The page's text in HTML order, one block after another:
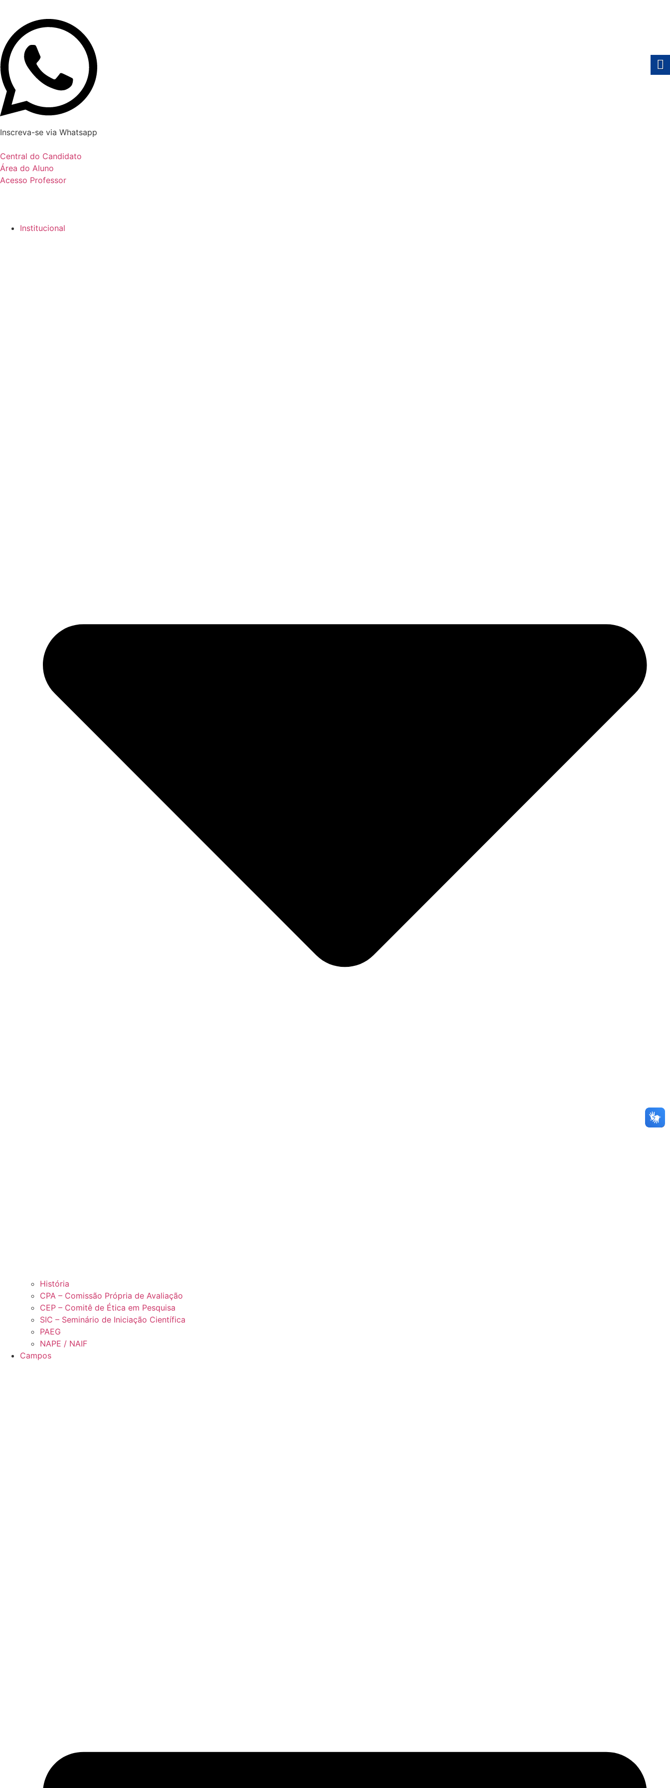
Inscreva-se via Whatsapp
Central do Candidato
Área do Aluno
Acesso Professor
Institucional
História
CPA – Comissão Própria de Avaliação
CEP – Comitê de Ética em Pesquisa
SIC – Seminário de Iniciação Científica
PAEG
NAPE / NAIF
Campos